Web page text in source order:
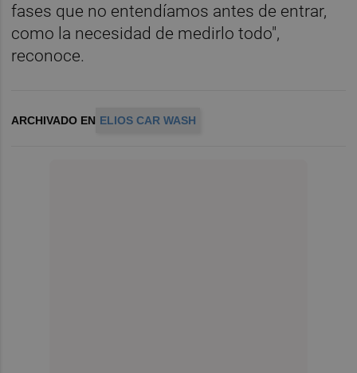
fases que no entendíamos antes de entrar,
como la necesidad de medirlo todo",
reconoce.
ARCHIVADO EN ELIOS CAR WASH